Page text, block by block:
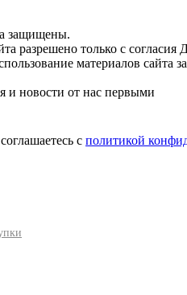
защищены.
разрешено только с согласия
материалов сайта
и новости от нас первыми
с политикой